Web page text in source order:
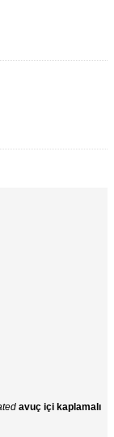
avuç içi kaplamalı